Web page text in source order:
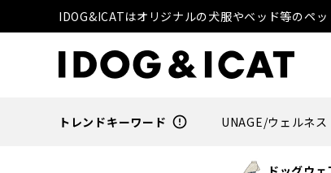
IDOG&ICATはオリジナルの犬服やベッド等のペッ
トレンドキーワード error_outline UNAGE/ウェルネス